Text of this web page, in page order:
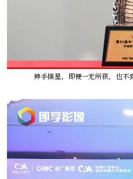
伸手摘星，即便一无所获，也